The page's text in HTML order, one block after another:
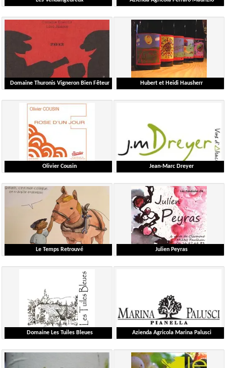
Gautier Erwan
Detailed information
Maurizio Ferraro
Piemonte
Detailed information
Domaine Thuronis Vigneron Bien Fêteur
Coulange Alexandre
Languedoc-Roussillon
Detailed information
Hubert et Heidi Hausherr
Hausherr Hubert
Detailed information
Olivier Cousin
Cousin Olivier
Loire
Detailed information
Jean-Marc Dreyer
Dreyer Jean-Marc
Alsace
Detailed information
Le Temps Retrouvé
Georget Michaël
Languedoc-Roussillon
Detailed information
Julien Peyras
Peyras Julien
Detailed information
Domaine Les Tuiles Bleues
Laforest Céline
Azienda Agricola Marina Palusci
D'Addario Massimiliano
Autre-Pays - Italie